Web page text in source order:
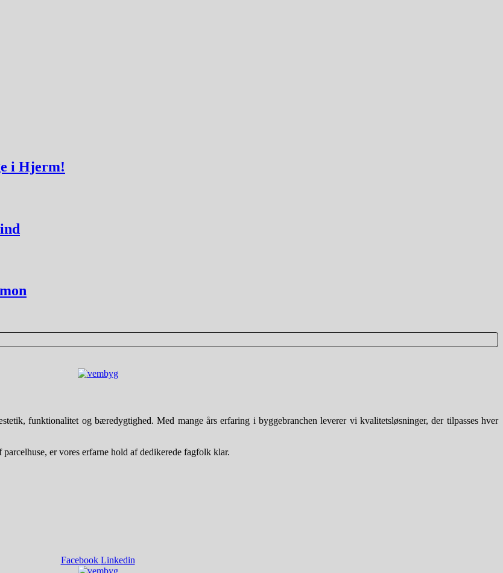
i Hjerm!
funktionalitet og bæredygtighed. Med mange års erfaring i byggebranchen leverer vi kvalitetsløsninger, der tilpasses hver
er vores erfarne hold af dedikerede fagfolk klar.
Facebook Linkedin